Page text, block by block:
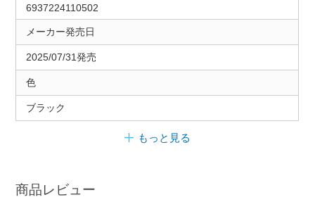
6937224110502
メーカー発売日
2025/07/31発売
色
ブラック
もっと見る
商品レビュー